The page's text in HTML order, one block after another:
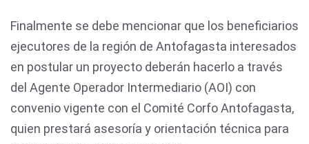
Finalmente se debe mencionar que los beneficiarios
ejecutores de la región de Antofagasta interesados
en postular un proyecto deberán hacerlo a través
del Agente Operador Intermediario (AOI) con
convenio vigente con el Comité Corfo Antofagasta,
quien prestará asesoría y orientación técnica para